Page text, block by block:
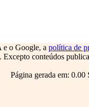
o Google, a política de
conteúdos
Página gerada em: 0.00